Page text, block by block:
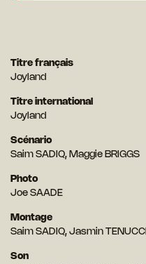
Titre français
Joyland
Titre international
Joyland
Scénario
Saim SADIQ, Maggie BRIGGS
Photo
Joe SAADE
Montage
Saim SADIQ, Jasmin TENUCCI
Son